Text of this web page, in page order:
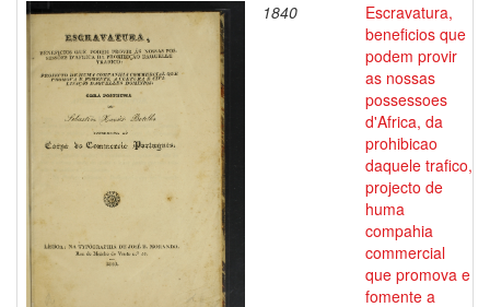
1840
Escravatura,
beneficios que
podem provir
as nossas
possessoes
d'Africa, da
prohibicao
daquele trafico,
projecto de
huma
compahia
commercial
que promova e
fomente a